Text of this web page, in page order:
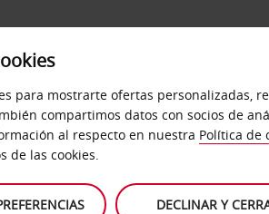
para mostrarte ofertas personalizadas,
compartimos datos con socios de
al respecto en nuestra Política de
de las cookies.
DECLINAR Y